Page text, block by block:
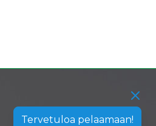
Tervetuloa pelaamaan!